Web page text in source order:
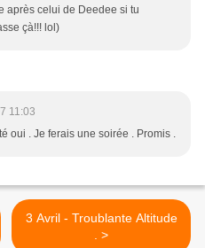
après celui de Deedee si tu
çà!!! lol)
11:03
oui . Je ferais une soirée . Promis .
3 Avril - Troublante Altitude
. >